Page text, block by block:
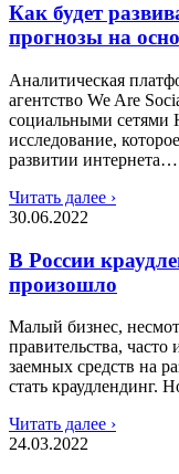
Как будет
прогнозы на
Аналитическая
агентство We Are
социальными сетями
исследование,
развитии
Читать далее ›
30.06.2022
В России
произошло
Малый бизнес,
правительства,
заемных средств на
стать краудлендинг.
Читать далее ›
24.03.2022